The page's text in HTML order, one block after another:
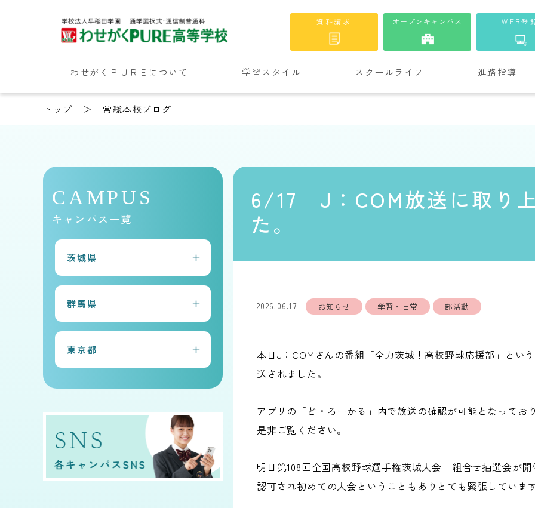
資料請求 オープンキャンパス WEB登
わせがくＰＵＲＥについて 学習スタイル スクールライフ 進路指導
トップ 常総本校ブログ
6/17 J：COM放送に取り
た。
2026.06.17 お知らせ 学習・日常 部活動
本日J：COMさんの番組「全力茨城！高校野球応援部」とい
送されました。
アプリの「ど・ろーかる」内で放送の確認が可能となってお
是非ご覧ください。
明日第108回全国高校野球選手権茨城大会 組合せ抽選会が
認可され初めての大会ということもありとても緊張していま
CAMPUS
キャンパス一覧
茨城県
常総本校
水戸キャンパス
群馬県
太田キャンパス
前橋キャンパス
東京都